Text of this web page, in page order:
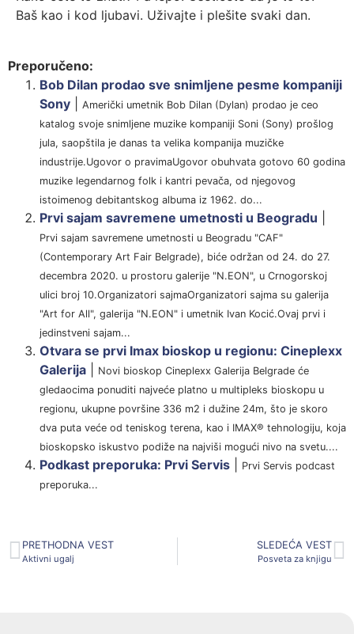
Baš kao i kod ljubavi. Uživajte i plešite svaki dan.
Preporučeno:
Bob Dilan prodao sve snimljene pesme kompaniji
Sony
Američki umetnik Bob Dilan (Dylan) prodao je ceo
katalog svoje snimljene muzike kompaniji Soni (Sony) prošlog
jula, saopštila je danas ta velika kompanija muzičke
industrije.Ugovor o pravimaUgovor obuhvata gotovo 60 godina
muzike legendarnog folk i kantri pevača, od njegovog
istoimenog debitantskog albuma iz 1962. do...
Prvi sajam savremene umetnosti u Beogradu
Prvi sajam savremene umetnosti u Beogradu "CAF"
(Contemporary Art Fair Belgrade), biće održan od 24. do 27.
decembra 2020. u prostoru galerije "N.EON", u Crnogorskoj
ulici broj 10.Organizatori sajmaOrganizatori sajma su galerija
"Art for All", galerija "N.EON" i umetnik Ivan Kocić.Ovaj prvi i
jedinstveni sajam...
Otvara se prvi Imax bioskop u regionu: Cineplexx
Galerija
Novi bioskop Cineplexx Galerija Belgrade će
gledaocima ponuditi najveće platno u multipleks bioskopu u
regionu, ukupne površine 336 m2 i dužine 24m, što je skoro
dva puta veće od teniskog terena, kao i IMAX® tehnologiju, koja
bioskopsko iskustvo podiže na najviši mogući nivo na svetu....
Podkast preporuka: Prvi Servis
Prvi Servis podcast
preporuka...
PRETHODNA VEST
Aktivni ugalj
SLEDEĆA VEST
Posveta za knjigu